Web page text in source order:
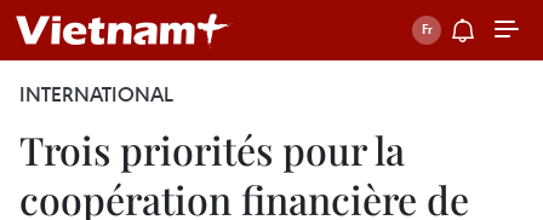
INTERNATIONAL
Trois priorités pour la
coopération financière de